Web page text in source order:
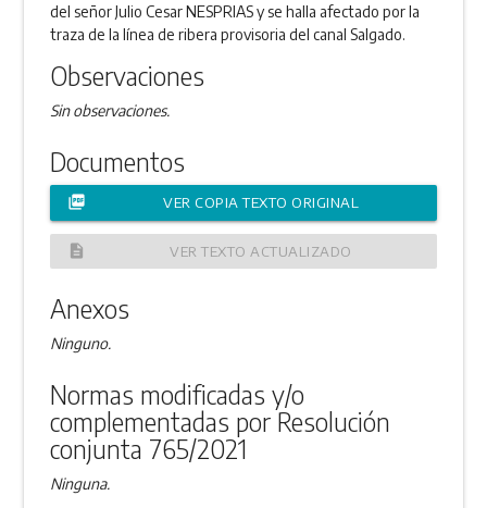
del señor Julio Cesar NESPRIAS y se halla afectado por la
traza de la línea de ribera provisoria del canal Salgado.
Observaciones
Sin observaciones.
Documentos
picture_as_pdf VER COPIA TEXTO ORIGINAL
description VER TEXTO ACTUALIZADO
Anexos
Ninguno.
Normas modificadas y/o
complementadas por Resolución
conjunta 765/2021
Ninguna.